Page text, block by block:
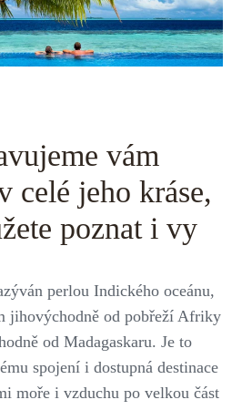
vám
celé jeho kráse,
poznat i vy
perlou Indického oceánu,
jihovýchodně od pobřeží Afriky
od Madagaskaru. Je to
spojení i dostupná destinace
moře i vzduchu po velkou část